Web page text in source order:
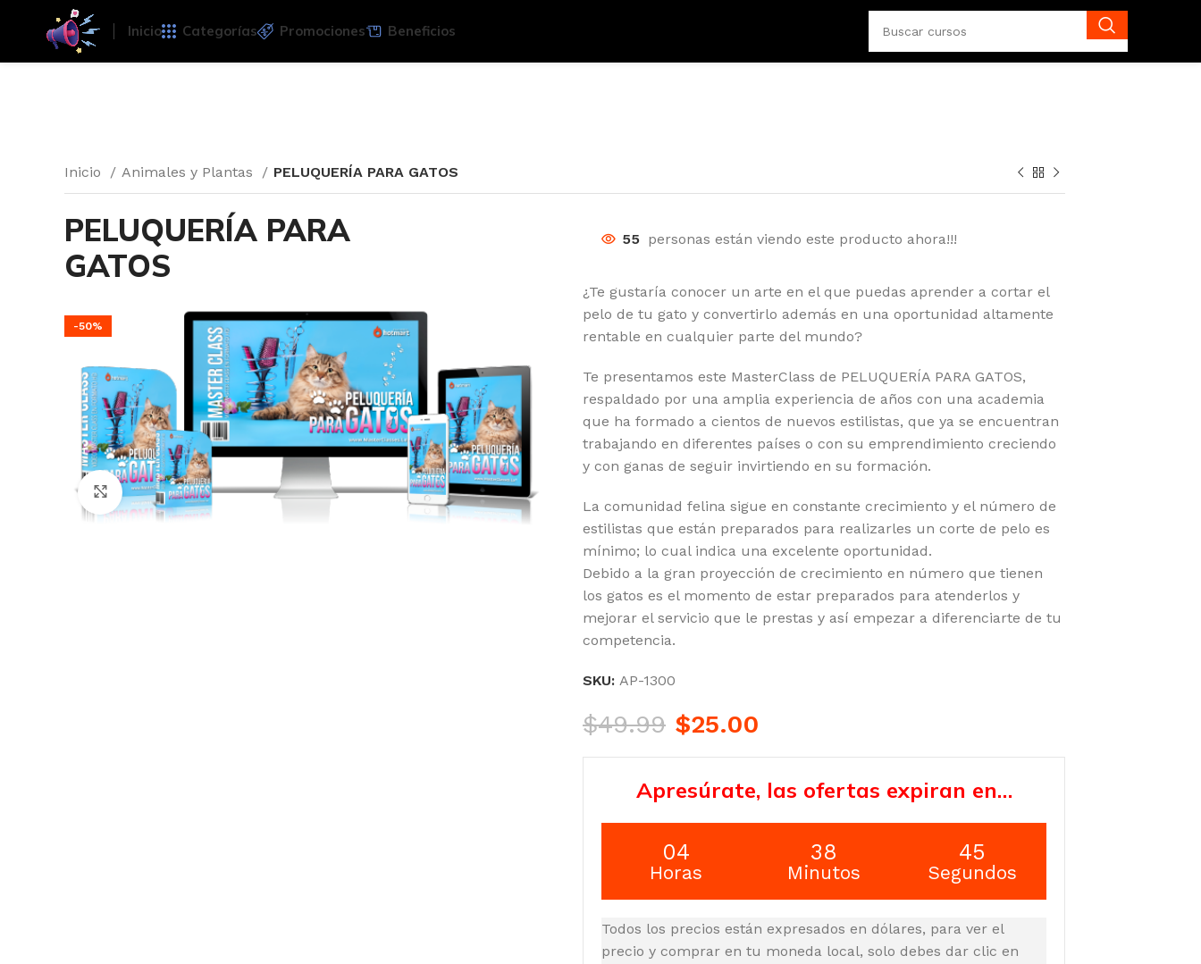
Inicio Categorías Promociones Beneficios
Inicio Animales y Plantas PELUQUERÍA PARA GATOS
PELUQUERÍA PARA
GATOS
-50%
Click to enlarge
55 personas están viendo este producto ahora!!!
¿Te gustaría conocer un arte en el que puedas aprender a cortar el
pelo de tu gato y convertirlo además en una oportunidad altamente
rentable en cualquier parte del mundo?
Te presentamos este MasterClass de PELUQUERÍA PARA GATOS,
respaldado por una amplia experiencia de años con una academia
que ha formado a cientos de nuevos estilistas, que ya se encuentran
trabajando en diferentes países o con su emprendimiento creciendo
y con ganas de seguir invirtiendo en su formación.
La comunidad felina sigue en constante crecimiento y el número de
estilistas que están preparados para realizarles un corte de pelo es
mínimo; lo cual indica una excelente oportunidad.
Debido a la gran proyección de crecimiento en número que tienen
los gatos es el momento de estar preparados para atenderlos y
mejorar el servicio que le prestas y así empezar a diferenciarte de tu
competencia.
SKU: AP-1300
$49.99 $25.00
Apresúrate, las ofertas expiran en…
04
Horas
38
Minutos
44
Segundos
Todos los precios están expresados en dólares, para ver el
precio y comprar en tu moneda local, solo debes dar clic en